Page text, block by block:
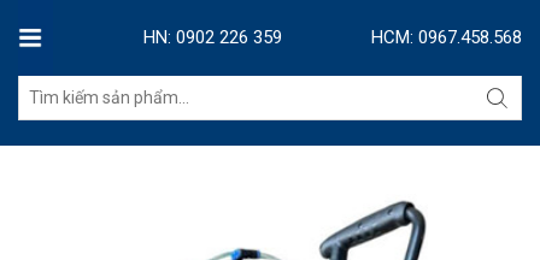
HN: 0902 226 359 HCM: 0967.458.568